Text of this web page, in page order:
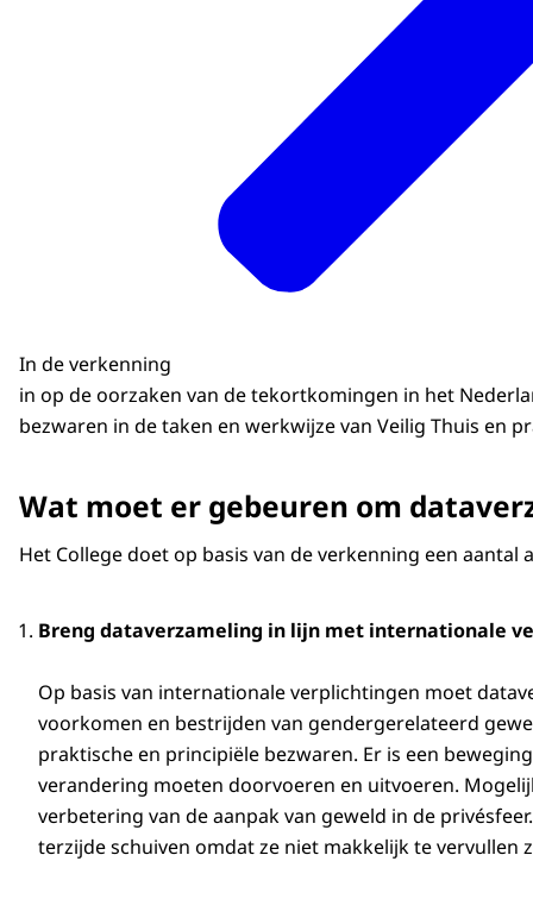
In de verkenning
in op de oorzaken van de tekortkomingen in het
bezwaren in de taken en werkwijze van Veilig Thuis en
Wat moet er gebeuren om
Het College doet op basis van de verkenning een aantal
Breng dataverzameling in lijn met internationale
Op basis van internationale verplichtingen moet
voorkomen en bestrijden van gendergerelateerd
praktische en principiële bezwaren. Er is een
verandering moeten doorvoeren en uitvoeren.
verbetering van de aanpak van geweld in de
terzijde schuiven omdat ze niet makkelijk te vervullen